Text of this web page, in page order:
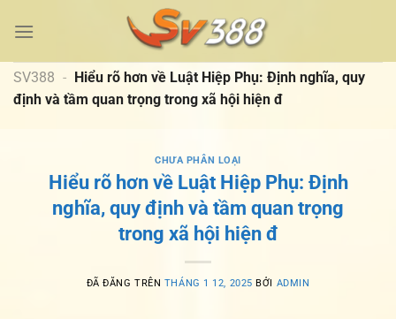
đến
dungSV388 - Hiểu rõ hơn về Luật Hiệp Phụ: Định nghĩa, quy
định và tầm quan trọng trong xã hội hiện đ
CHƯA PHÂN LOẠI
Hiểu rõ hơn về Luật Hiệp Phụ: Định
nghĩa, quy định và tầm quan trọng
trong xã hội hiện đ
ĐÃ ĐĂNG TRÊN THÁNG 1 12, 2025 BỞI ADMIN